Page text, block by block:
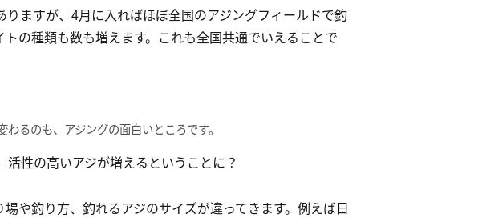
りますが、4月に入ればほぼ全国のアジングフィールドで釣
の種類も数も増えます。これも全国共通でいえることで
るのも、アジングの面白いところです。
性の高いアジが増えるということに？
場や釣り方、釣れるアジのサイズが違ってきます。例えば日